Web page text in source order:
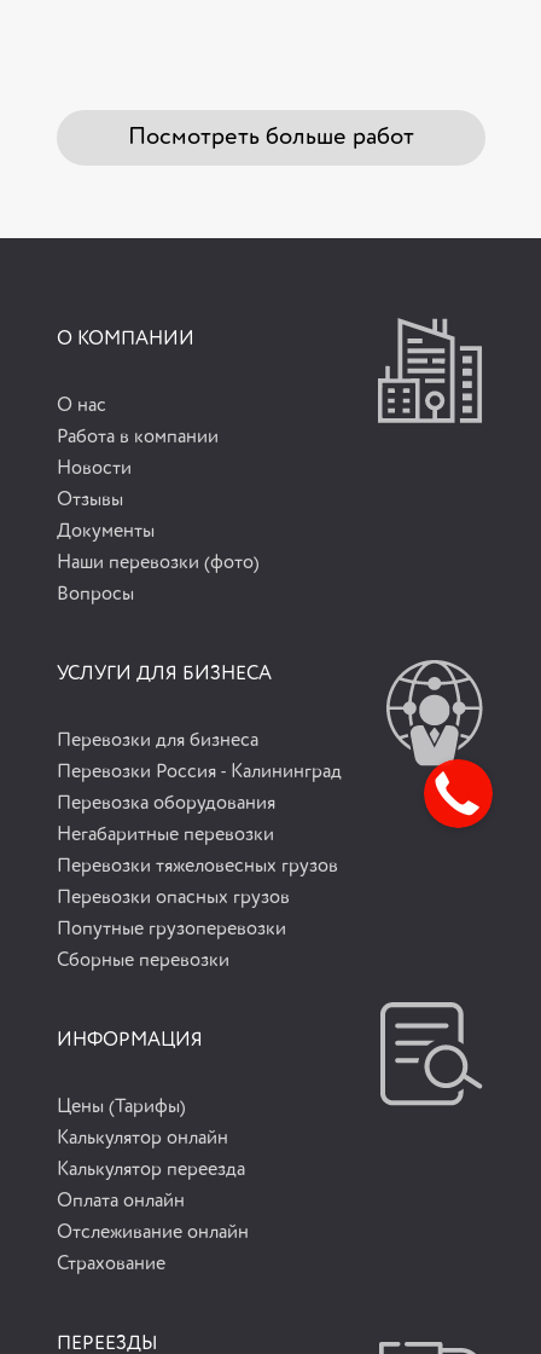
Посмотреть больше работ
О КОМПАНИИ
О нас
Работа в компании
Новости
Отзывы
Документы
Наши перевозки (фото)
Вопросы
УСЛУГИ ДЛЯ БИЗНЕСА
Перевозки для бизнеса
Перевозки Россия - Калининград
Перевозка оборудования
Негабаритные перевозки
Перевозки тяжеловесных грузов
Перевозки опасных грузов
Попутные грузоперевозки
Сборные перевозки
ИНФОРМАЦИЯ
Цены (Тарифы)
Калькулятор онлайн
Калькулятор переезда
Оплата онлайн
Отслеживание онлайн
Страхование
ПЕРЕЕЗДЫ